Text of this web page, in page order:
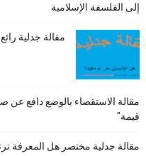
إلى الفلسفة الإسلامية
مقالة جدلية
مقالة الاستقصاء بالوضع دافع عن
قيمة"
مقالة جدلية مختصر هل المعرفة